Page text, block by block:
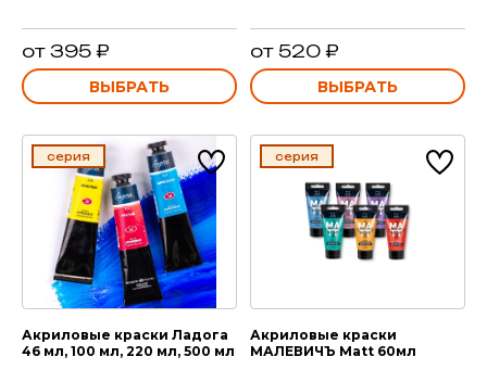
от 395 ₽
ВЫБРАТЬ
от 520 ₽
ВЫБРАТЬ
серия
Акриловые краски Ладога
46 мл, 100 мл, 220 мл, 500 мл
серия
Акриловые краски
МАЛЕВИЧЪ Matt 60мл